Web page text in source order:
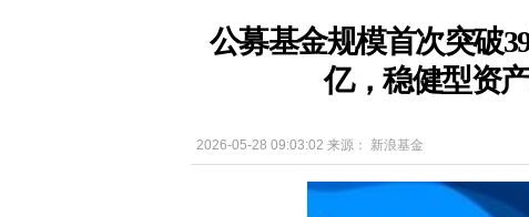
公募基金规模首次突破
亿，稳健型资
2026-05-28 09:03:02 来源： 新浪基金